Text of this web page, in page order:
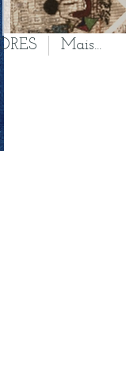
Mais...